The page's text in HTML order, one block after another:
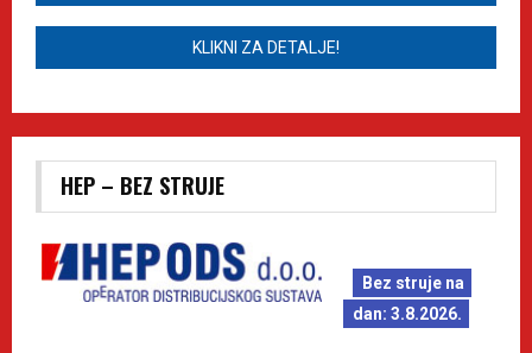
KLIKNI ZA DETALJE!
HEP – BEZ STRUJE
Bez struje na
dan: 3.8.2026.